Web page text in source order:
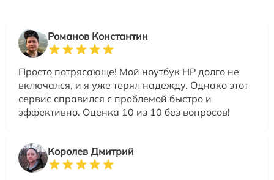
Романов Константин
Просто потрясающе! Мой ноутбук HP долго не
включался, и я уже терял надежду. Однако этот
сервис справился с проблемой быстро и
эффективно. Оценка 10 из 10 без вопросов!
Королев Дмитрий